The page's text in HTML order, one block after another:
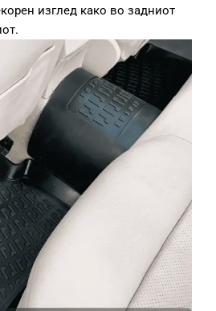
изглед како во задниот